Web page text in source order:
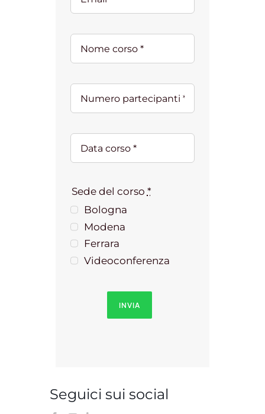
Sede del corso *
Bologna
Modena
Ferrara
Videoconferenza
INVIA
Seguici sui social